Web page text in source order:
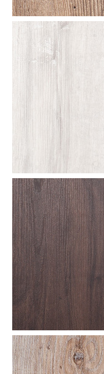
arcadian
rye pine
frozen
oak